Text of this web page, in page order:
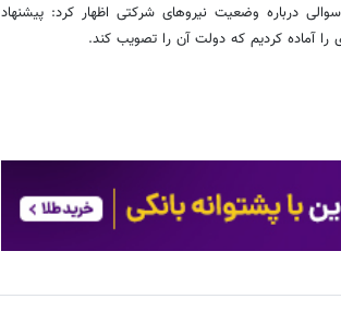
درباره وضعیت نیروهای شرکتی اظهار کرد: پیشنهاد
را آماده کردیم که دولت آن را تصویب کند.